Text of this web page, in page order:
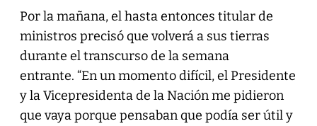
Por la mañana, el hasta entonces titular de
ministros precisó que volverá a sus tierras
durante el transcurso de la semana
entrante. “En un momento difícil, el Presidente
y la Vicepresidenta de la Nación me pidieron
que vaya porque pensaban que podía ser útil y